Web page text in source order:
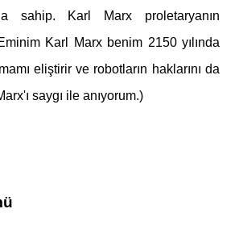
sahip. Karl Marx proletaryanın
Karl Marx benim 2150 yılında
eliştirir ve robotların haklarını da
saygı ile anıyorum.)